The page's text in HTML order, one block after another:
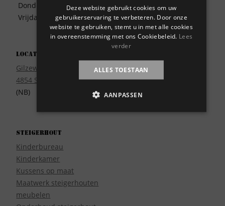
Donderdag
Vrijdag
09:30 – 17:00
09:30 – 17:00
Locatie
Gilzeweg 17
4854 SE Bavel
(NB)
Disclaimer
Garantie
Meest gestelde vragen
Privacy
Wie zijn wij?
Steigerhout
Kinderbureau
Kinderkamer
Kussens op maat
Maatwerk steigerhouten
meubelen
Deze website gebruikt cookies om uw
gebruikerservaring te verbeteren. Door onze
website te gebruiken, stemt u in met alle cookies
in overeenstemming met ons Cookiebeleid. Lees
verder
ALLES TOESTAAN
AANPASSEN